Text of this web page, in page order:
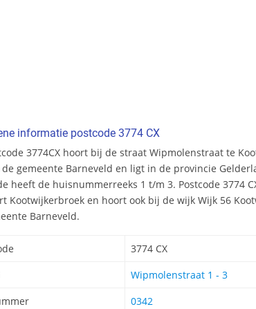
informatie postcode 3774 CX
3774CX hoort bij de straat Wipmolenstraat te
gemeente Barneveld en ligt in de provincie
heeft de huisnummerreeks 1 t/m 3. Postcode 3774
Kootwijkerbroek en hoort ook bij de wijk Wijk 56
Barneveld.
3774 CX
Wipmolenstraat 1 - 3
0342